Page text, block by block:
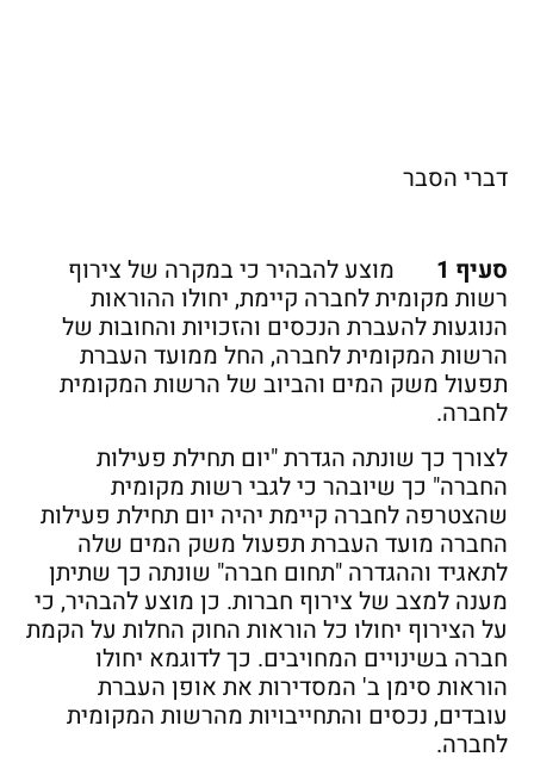
דברי הסבר
סעיף 1
מוצע להבהיר כי במקרה של צירוף
רשות מקומית לחברה קיימת, יחולו ההוראות
הנוגעות להעברת הנכסים והזכויות והחובות של
הרשות המקומית לחברה, החל ממועד העברת
תפעול משק המים והביוב של הרשות המקומית
לחברה.
לצורך כך שונתה הגדרת "יום תחילת פעילות
החברה" כך שיובהר כי לגבי רשות מקומית
שהצטרפה לחברה קיימת יהיה יום תחילת פעילות
החברה מועד העברת תפעול משק המים שלה
לתאגיד וההגדרה "תחום חברה" שונתה כך שתיתן
מענה למצב של צירוף חברות. כן מוצע להבהיר, כי
על הצירוף יחולו כל הוראות החוק החלות על הקמת
חברה בשינויים המחויבים. כך לדוגמא יחולו
הוראות סימן ב' המסדירות את אופן העברת
עובדים, נכסים והתחייבויות מהרשות המקומית
לחברה.